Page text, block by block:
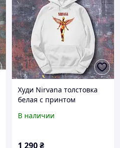
Худи Nirvana толстовка
белая с принтом
В наличии
1 290₴